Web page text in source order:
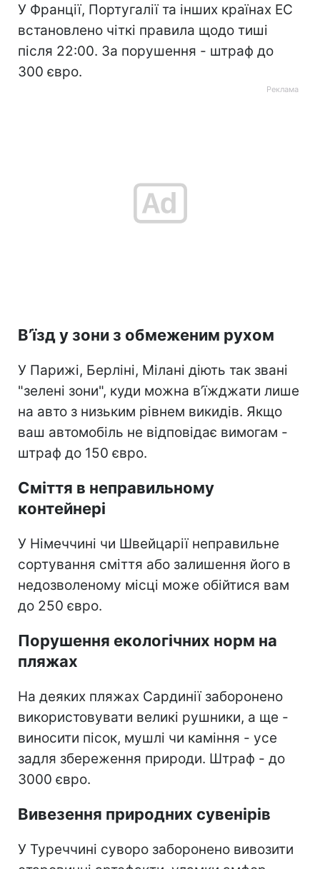
У Франції, Португалії та інших країнах ЕС
встановлено чіткі правила щодо тиші
після 22:00. За порушення - штраф до
300 євро.
В’їзд у зони з обмеженим рухом
У Парижі, Берліні, Мілані діють так звані
"зелені зони", куди можна в’їжджати лише
на авто з низьким рівнем викидів. Якщо
ваш автомобіль не відповідає вимогам -
штраф до 150 євро.
Сміття в неправильному
контейнері
У Німеччині чи Швейцарії неправильне
сортування сміття або залишення його в
недозволеному місці може обійтися вам
до 250 євро.
Порушення екологічних норм на
пляжах
На деяких пляжах Сардинії заборонено
використовувати великі рушники, а ще -
виносити пісок, мушлі чи каміння - усе
задля збереження природи. Штраф - до
3000 євро.
Вивезення природних сувенірів
У Туреччині суворо заборонено вивозити